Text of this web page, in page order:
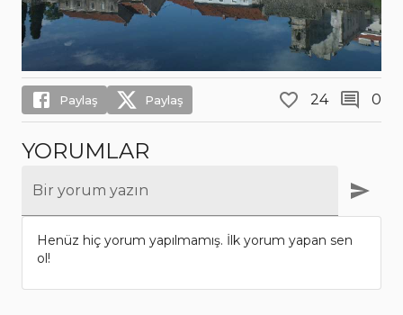
Paylaş Paylaş 24 0
YORUMLAR
Bir yorum yazın
Henüz hiç yorum yapılmamış. İlk yorum yapan sen
ol!